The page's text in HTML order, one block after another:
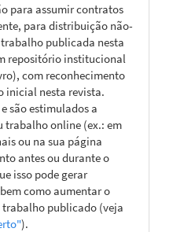
para assumir contratos
para distribuição não-
publicada nesta
repositório institucional
com reconhecimento
inicial nesta revista.
são estimulados a
trabalho online (ex.: em
ou na sua página
antes ou durante o
isso pode gerar
como aumentar o
publicado (veja
).